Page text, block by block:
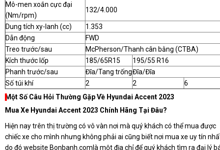
Mô-men xoắn cực đại
(Nm/rpm)
132/4.000
Dung tích xy-lanh (cc)
1.353
Dẫn động
FWD
Treo trước/sau
McPherson/Thanh cân bằng (CTBA)
Kích thước lốp
185/65R15
195/55 R16
Phanh trước/sau
Đĩa/Tang trốngĐĩa/Đĩa
Số túi khí
2 2
6
Một Số Câu Hỏi Thường Gặp Về Hyundai Accent 2023
Mua Xe Hyundai Accent 2023 Chính Hãng Tại Đâu?
Hiện nay trên thị trường có vô vàn nơi mà quý khách có thể mua được
chiếc xe cho mình nhưng không phải ai cũng biết nơi mua xe uy tín
do đó website Bonbanh.comlà một địa chỉ để quý khách tìm ra đại lý